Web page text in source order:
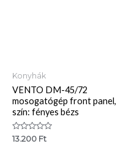
Konyhák
VENTO DM-45/72
mosogatógép front panel,
szín: fényes bézs
Értékelés:
0
13.200 Ft